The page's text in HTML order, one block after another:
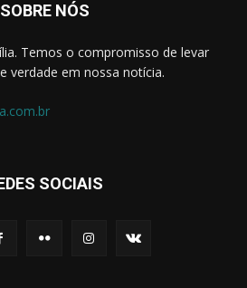
SOBRE NÓS
Temos o compromisso de levar
verdade em nossa notícia.
SOCIAIS